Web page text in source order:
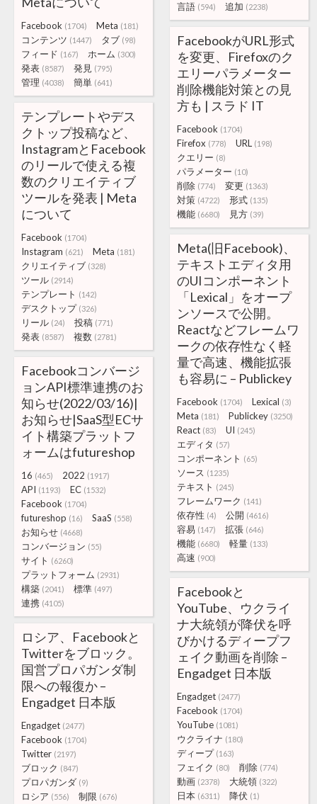
言語 (594) 追加 (2238)
Facebook (1704) Meta (181)
コンテンツ (1447) タブ (98)
フィード (167) ホーム (300)
発表 (8587) 発見 (795)
管理 (4038) 簡単 (641)
FacebookがURL形式
を変更、Firefoxのク
エリーパラメーター
削除機能対策との見
方も | スラド IT
Facebook (1704)
Firefox (778) URL (198)
クエリー (8)
パラメーター (10)
削除 (774) 変更 (1363)
対策 (4722) 形式 (135)
機能 (6680) 見方 (39)
テンプレートやデス
クトップ投稿など、
InstagramとFacebook
のリールで使える複
数のクリエイティブ
ツールを発表 | Meta
について
Facebook (1704)
Instagram (621) Meta (181)
クリエイティブ (328)
ツール (2914)
テンプレート (142)
デスクトップ (326)
リール (24) 投稿 (771)
発表 (8587) 複数 (2781)
Meta(旧Facebook)、
テキストエディタ用
のUIコンポーネント
「Lexical」をオープ
ンソースで公開。
Reactなどフレームワ
ークの依存性なく軽
量で高速、機能拡張
も容易に – Publickey
Facebook (1704) Lexical (3)
Meta (181) Publickey (3250)
React (83) UI (245)
エディタ (57)
コンポーネント (65)
ソース (1235)
テキスト (245)
フレームワーク (141)
依存性 (4) 公開 (4616)
容易 (147) 拡張 (646)
機能 (6680) 軽量 (133)
高速 (900)
Facebookコンバージ
ョンAPI標準連携のお
知らせ(2022/03/16)|
お知らせ|SaaS型ECサ
イト構築プラットフ
ォームはfutureshop
16 (465) 2022 (1917)
API (1193) EC (1532)
Facebook (1704)
futureshop (16) SaaS (558)
お知らせ (4668)
コンバージョン (55)
サイト (6260)
プラットフォーム (2931)
構築 (2041) 標準 (497)
連携 (4105)
Facebookと
YouTube、ウクライ
ナ大統領が降伏を呼
びかけるディープフ
ェイク動画を削除 –
Engadget 日本版
Engadget (2477)
Facebook (1704)
YouTube (1081)
ウクライナ (180)
ディープ (163)
フェイク (80) 削除 (774)
動画 (2378) 大統領 (322)
日本 (6311) 降伏 (1)
ロシア、Facebookと
Twitterをブロック。
国営プロパガンダ制
限への報復か –
Engadget 日本版
Engadget (2477)
Facebook (1704)
Twitter (2197)
ブロック (847)
プロパガンダ (9)
ロシア (556) 制限 (676)